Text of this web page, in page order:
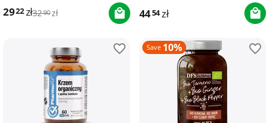
2922zł3290zł 4454zł
Save 10%